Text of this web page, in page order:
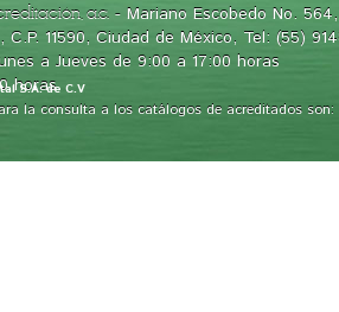
a.c. - Mariano Escobedo No.
C.P. 11590, Ciudad de México, Tel: (55)
a Jueves de 9:00 a 17:00 horas
horas
la consulta a los catálogos de acreditados
S.A. de C.V